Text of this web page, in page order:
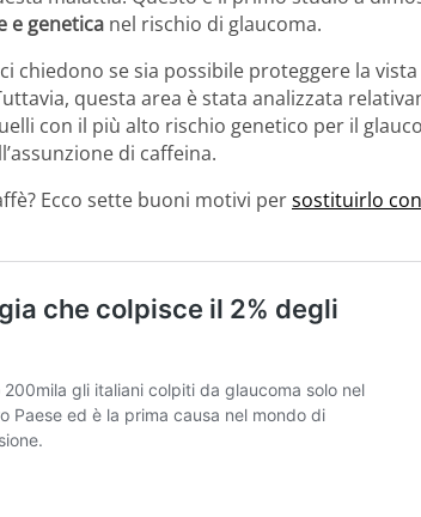
e genetica nel rischio di glaucoma.
chiedono se sia possibile proteggere la
questa area è stata analizzata
con il più alto rischio genetico per il
di caffeina.
Ecco sette buoni motivi persostituirlo